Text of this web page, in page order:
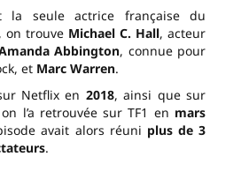
la seule actrice française du
on trouve Michael C. Hall, acteur
Abbington, connue pour
et Marc Warren.
Netflix en 2018, ainsi que sur
l’a retrouvée sur TF1 en mars
avait alors réuni plus de 3
.